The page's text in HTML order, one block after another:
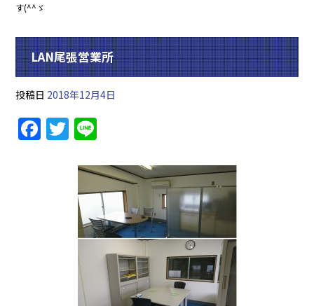
す(^^ゞ
LAN尾張営業所
投稿日 2018年12月4日
F
a
T
w
itt
er
e